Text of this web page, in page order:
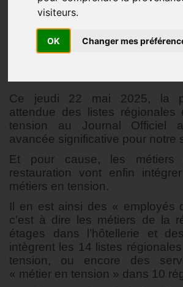
visiteurs.
OK Changer mes
long
Ce jeudi 22 mai 2025, la
attendue des listes régionales
tension au Journal Officiel
avancée significative pour notre
Et pour cause, les métiers
restauration vont enfin
métiers en tension.
Il en est ainsi des « employés
c’est à dire les métiers de la
étages dans l’hôtellerie et
intègrent les 14 listes
tension, ou encore des
« métier en tension » dans 10